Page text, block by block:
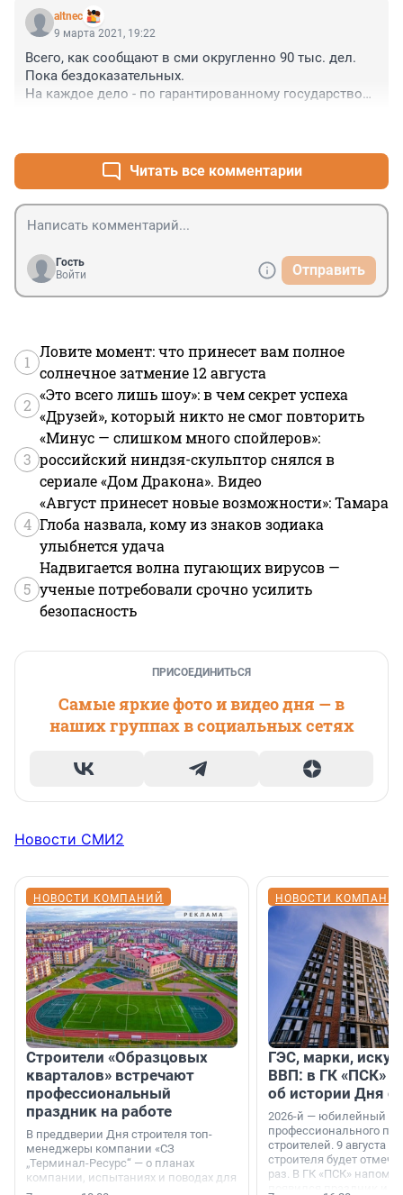
altnec
9 марта 2021, 19:22
Всего, как сообщают в сми округленно 90 тыс. дел.
Пока бездоказательных.
На каждое дело - по гарантированному государством
Читать все комментарии
Гость
Войти
Отправить
1
Ловите момент: что принесет вам полное
солнечное затмение 12 августа
2
«Это всего лишь шоу»: в чем секрет успеха
«Друзей», который никто не смог повторить
3
«Минус — слишком много спойлеров»:
российский ниндзя-скульптор снялся в
сериале «Дом Дракона». Видео
4
«Август принесет новые возможности»: Тамара
Глоба назвала, кому из знаков зодиака
улыбнется удача
5
Надвигается волна пугающих вирусов —
ученые потребовали срочно усилить
безопасность
ПРИСОЕДИНИТЬСЯ
Самые яркие фото и видео дня — в
наших группах в социальных сетях
Новости СМИ2
НОВОСТИ КОМПАНИЙ
Строители «Образцовых
кварталов» встречают
профессиональный
праздник на работе
В преддверии Дня строителя топ-
менеджеры компании «СЗ
„Терминал-Ресурс“ — о планах
компании, испытаниях и поводах для
осторожного оптимизма.
НОВОСТИ
ГЭС, марки,
ВВП: в ГК «ПСК»
об истории Дня
2026-й — юбилейный
профессионального
строителей. 9 августа
строителя будет
раз. В ГК «ПСК»